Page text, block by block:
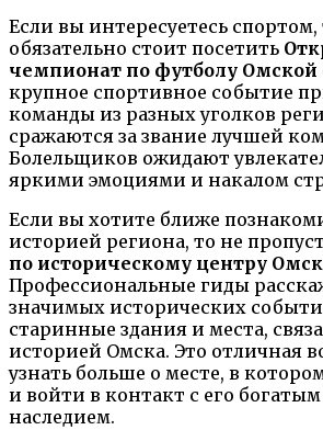
Если вы интересуетесь спортом,
обязательно стоит посетить
чемпионат по футболу Омской
крупное спортивное событие
команды из разных уголков
сражаются за звание лучшей
Болельщиков ожидают
яркими эмоциями и накалом
Если вы хотите ближе
историей региона, то не
по историческому центру
Профессиональные гиды
значимых исторических
старинные здания и места,
историей Омска. Это отличная
узнать больше о месте, в
и войти в контакт с его
наследием.